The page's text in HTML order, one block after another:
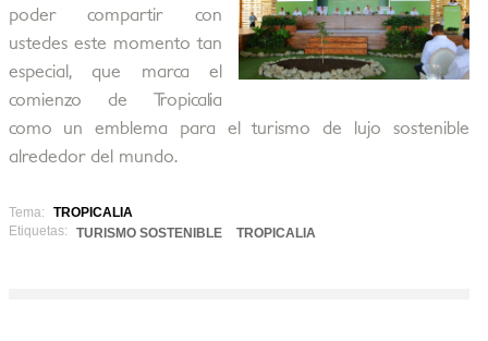
poder compartir con
ustedes este momento tan
especial, que marca el
comienzo de Tropicalia
como un emblema para el turismo de lujo sostenible
alrededor del mundo.
Tema:
TROPICALIA
Etiquetas:
TURISMO SOSTENIBLE TROPICALIA